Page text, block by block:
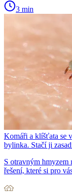
3 min
Komáři a klíšťata se
bylinka. Stačí ji
S otravným hmyzem
řešení, které si pro